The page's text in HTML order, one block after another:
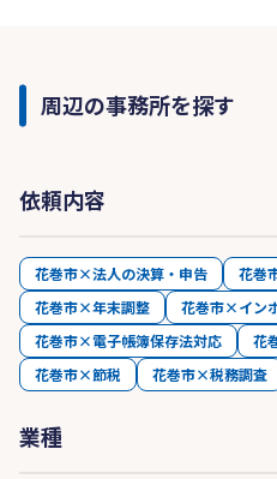
周辺の事務所を探す
依頼内容
花巻市×法人の決算・申告
花巻
花巻市×年末調整
花巻市×イン
花巻市×電子帳簿保存法対応
花
花巻市×節税
花巻市×税務調査
業種